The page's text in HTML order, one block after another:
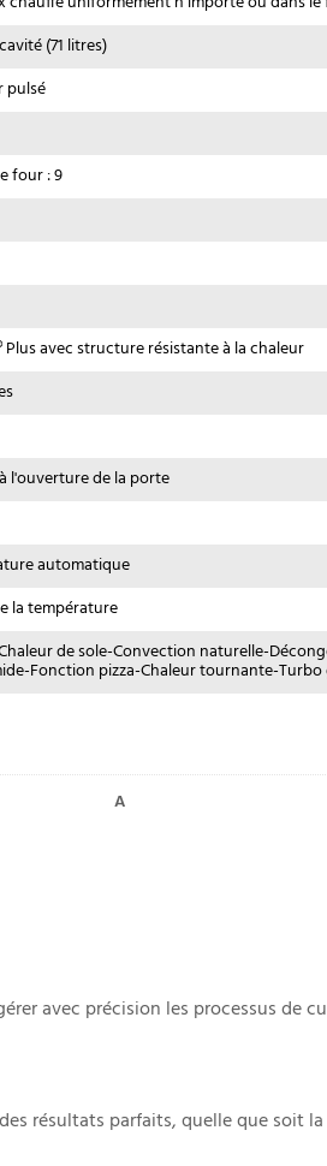
(71 litres)
pulsé
four : 9
avec structure résistante à la chaleur
l'ouverture de la porte
automatique
la température
de sole-Convection naturelle-
Fonction pizza-Chaleur tournante-
A
avec précision les processus de
résultats parfaits, quelle que soit